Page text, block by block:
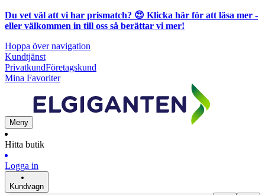
Du vet väl att vi har prismatch? 😍 Klicka här för att läsa mer -
eller välkommen in till oss så berättar vi mer!
Hoppa över navigation
Kundtjänst
PrivatkundFöretagskund
Mina Favoriter
Meny
Hitta butik
Logga in
Kundvagn